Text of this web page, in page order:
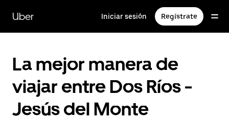
contenido
principal
Uber Iniciar sesión Regístrate
La mejor manera de
viajar entre Dos Ríos -
Jesús del Monte